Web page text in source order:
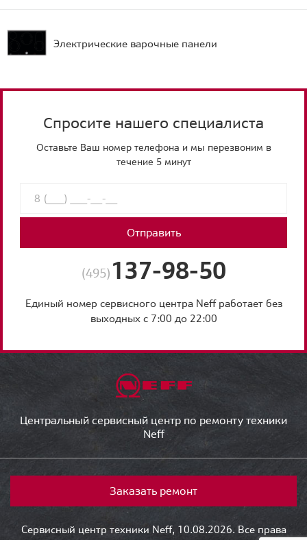
Электрические варочные панели
Спросите нашего специалиста
Оставьте Ваш номер телефона и мы перезвоним в
течение 5 минут
Отправить
(495) 137-98-50
Единый номер сервисного центра Neff работает без
выходных с 7:00 до 22:00
Центральный сервисный центр по ремонту техники
Neff
Заказать ремонт
Сервисный центр техники Neff, 10.08.2026. Все права